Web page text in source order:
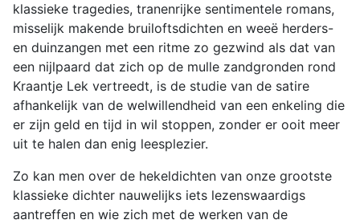
klassieke tragedies, tranenrijke sentimentele romans,
misselijk makende bruiloftsdichten en weeë herders-
en duinzangen met een ritme zo gezwind als dat van
een nijlpaard dat zich op de mulle zandgronden rond
Kraantje Lek vertreedt, is de studie van de satire
afhankelijk van de welwillendheid van een enkeling die
er zijn geld en tijd in wil stoppen, zonder er ooit meer
uit te halen dan enig leesplezier.
Zo kan men over de hekeldichten van onze grootste
klassieke dichter nauwelijks iets lezenswaardigs
aantreffen en wie zich met de werken van de